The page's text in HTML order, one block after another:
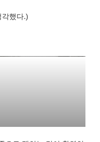
했다.)